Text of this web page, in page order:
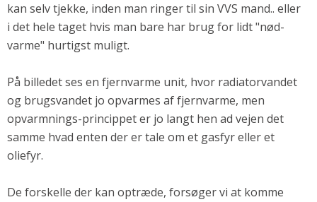
Andet
Pletleksikon
kan selv tjekke, inden man ringer til sin VVS mand.. eller
i det hele taget hvis man bare har brug for lidt "nød-
varme" hurtigst muligt.
På billedet ses en fjernvarme unit, hvor radiatorvandet
og brugsvandet jo opvarmes af fjernvarme, men
opvarmnings-princippet er jo langt hen ad vejen det
samme hvad enten der er tale om et gasfyr eller et
oliefyr.
De forskelle der kan optræde, forsøger vi at komme